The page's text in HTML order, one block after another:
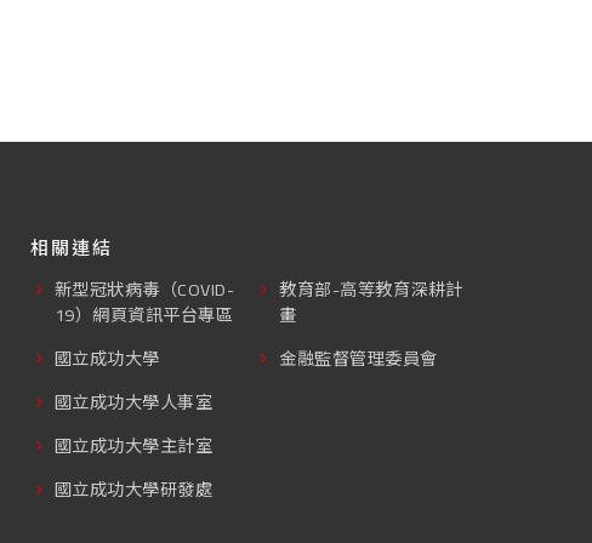
相關連結
新型冠狀病毒（COVID-
19）網頁資訊平台專區
國立成功大學
國立成功大學人事室
國立成功大學主計室
國立成功大學研發處
教育部-高等教育深耕計
畫
金融監督管理委員會